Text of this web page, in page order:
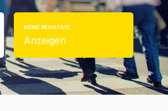
MEINE RESULTATE
Anzeigen